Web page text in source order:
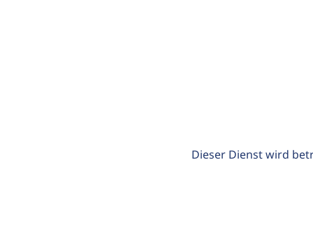
Dieser Dienst wird